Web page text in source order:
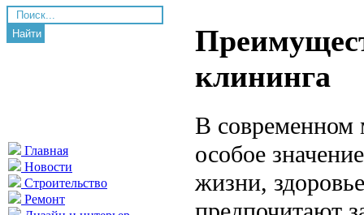
Найти
Главная
Новости
Строительство
Ремонт
клининга
В современном
особое
жизни,